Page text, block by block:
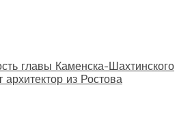
главы Каменска-Шахтинского
архитектор из Ростова